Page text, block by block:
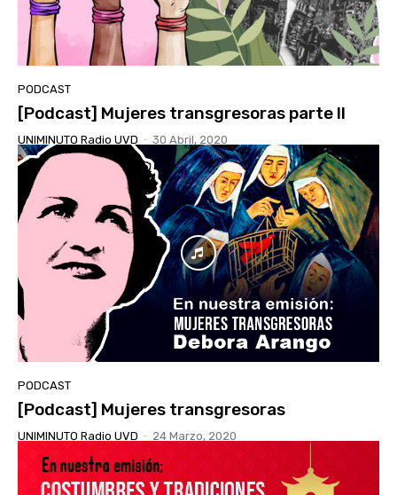
PODCAST
[Podcast] Mujeres transgresoras parte II
UNIMINUTO Radio UVD - 30 Abril, 2020
PODCAST
[Podcast] Mujeres transgresoras
UNIMINUTO Radio UVD - 24 Marzo, 2020